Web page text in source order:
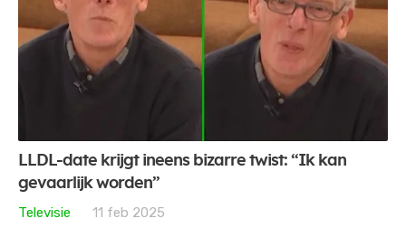
LLDL-date krijgt ineens bizarre twist: “Ik kan
gevaarlijk worden”
Televisie
11 feb 2025